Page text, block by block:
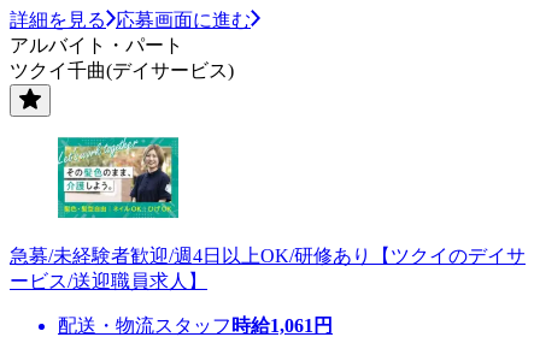
詳細を見る
応募画面に進む
アルバイト・パート
ツクイ千曲(デイサービス)
急募/未経験者歓迎/週4日以上OK/研修あり【ツクイのデイサ
ービス/送迎職員求人】
配送・物流スタッフ 時給1,061 円